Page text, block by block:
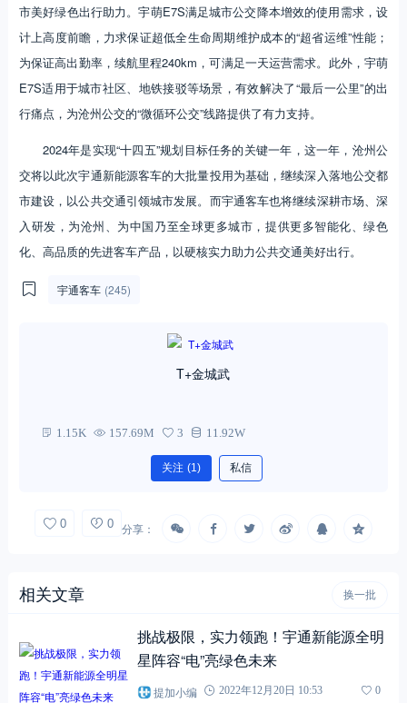
市美好绿色出行助力。宇萌E7S满足城市公交降本增效的使用需求，设
计上高度前瞻，力求保证超低全生命周期维护成本的“超省运维”性能；
为保证高出勤率，续航里程240km，可满足一天运营需求。此外，宇萌
E7S适用于城市社区、地铁接驳等场景，有效解决了“最后一公里”的出
行痛点，为沧州公交的“微循环公交”线路提供了有力支持。
2024年是实现“十四五”规划目标任务的关键一年，这一年，沧州公
交将以此次宇通新能源客车的大批量投用为基础，继续深入落地公交都
市建设，以公共交通引领城市发展。而宇通客车也将继续深耕市场、深
入研发，为沧州、为中国乃至全球更多城市，提供更多智能化、绿色
化、高品质的先进客车产品，以硬核实力助力公共交通美好出行。
宇通客车 (245)
T+金城武
1.15K 157.69M 3 11.92W
关注 (1) 私信
0 0 分享：
相关文章 换一批
挑战极限，实力领跑！宇通新能源全明
星阵容“电”亮绿色未来
提加小编 2022年12月20日 10:53
0